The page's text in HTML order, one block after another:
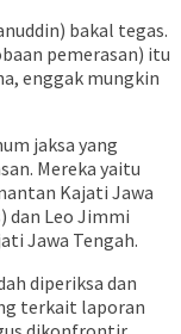
bakal tegas.
pemerasan) itu
enggak mungkin
jaksa yang
Mereka yaitu
Kajati Jawa
dan Leo Jimmi
Jawa Tengah.
diperiksa dan
terkait laporan